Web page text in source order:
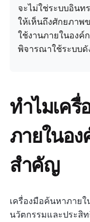
จะไม่ใช่ระบบอินท
ให้เห็นถึงศักยภาพ
ใช้งานภายในองค์
พิจารณาใช้ระบบดั
ทำไมเค
ภายในอ
สำคัญ
เครื่องมือค้นหาภาย
นวัตกรรมและประสิ